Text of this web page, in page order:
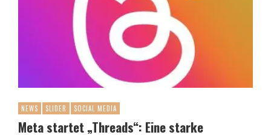
NEWS SLIDER SOCIAL MEDIA
Meta startet „Threads“: Eine starke